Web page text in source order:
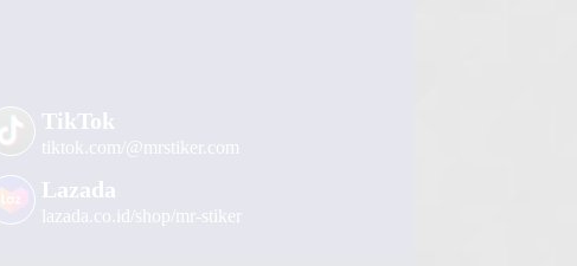
TikTok
tiktok.com/@mrstiker.com
Lazada
lazada.co.id/shop/mr-stiker